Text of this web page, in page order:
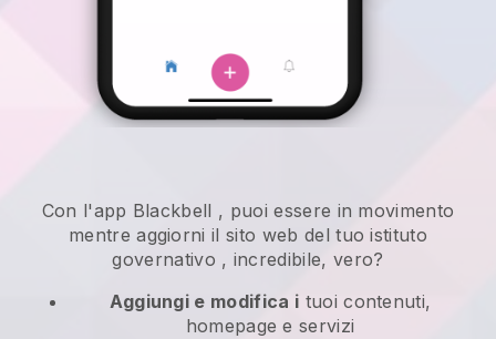
Con l'app Blackbell , puoi essere in movimento
mentre aggiorni il sito web del tuo istituto
governativo , incredibile, vero?
Aggiungi e modifica i tuoi contenuti,
homepage e servizi